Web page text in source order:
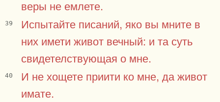
веры не емлете.
39
Испытайте писаний, яко вы мните в
них имети живот вечный: и та суть
свидетелствующая о мне.
40
И не хощете приити ко мне, да живот
имате.